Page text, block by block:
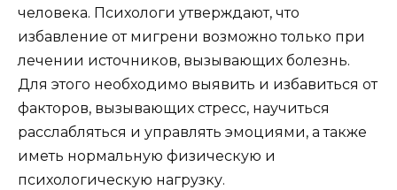
человека. Психологи утверждают, что
избавление от мигрени возможно только при
лечении источников, вызывающих болезнь.
Для этого необходимо выявить и избавиться от
факторов, вызывающих стресс, научиться
расслабляться и управлять эмоциями, а также
иметь нормальную физическую и
психологическую нагрузку.